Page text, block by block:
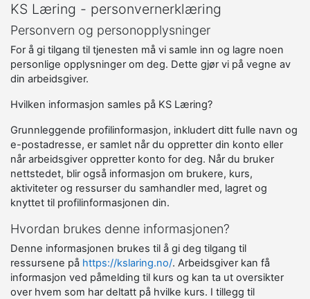
KS Læring - personvernerklæring
Personvern og personopplysninger
For å gi tilgang til tjenesten må vi samle inn og lagre noen
personlige opplysninger om deg. Dette gjør vi på vegne av
din arbeidsgiver.
Hvilken informasjon samles på KS Læring?
Grunnleggende profilinformasjon, inkludert ditt fulle navn og
e-postadresse, er samlet når du oppretter din konto eller
når arbeidsgiver oppretter konto for deg. Når du bruker
nettstedet, blir også informasjon om brukere, kurs,
aktiviteter og ressurser du samhandler med, lagret og
knyttet til profilinformasjonen din.
Hvordan brukes denne informasjonen?
Denne informasjonen brukes til å gi deg tilgang til
ressursene på https://kslaring.no/. Arbeidsgiver kan få
informasjon ved påmelding til kurs og kan ta ut oversikter
over hvem som har deltatt på hvilke kurs. I tillegg til